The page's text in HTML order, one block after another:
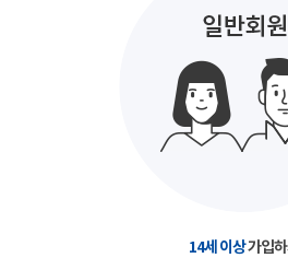
14세 이상가입하